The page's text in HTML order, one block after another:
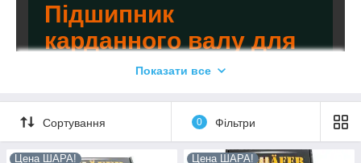
Підшипник
карданного валу для
автомобілів різних
Компанія «Промшина Юг» -
офіційний дилер виробників ACSUSS
Показати все
Сортування 0 Фільтри
Цена ШАРА! Цена ШАРА!